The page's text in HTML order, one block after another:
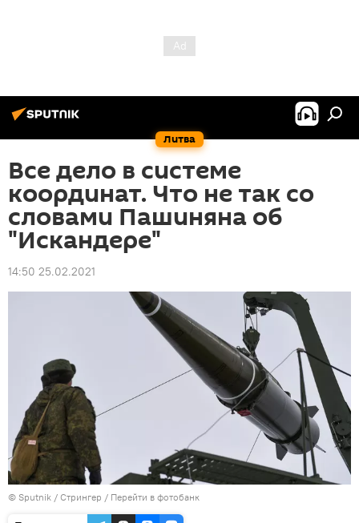
Литва
Все дело в системе
координат. Что не так со
словами Пашиняна об
"Искандере"
14:50 25.02.2021
© Sputnik / Стрингер / Перейти в фотобанк